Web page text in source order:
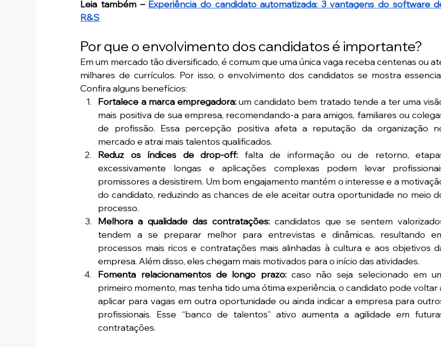
Leia também – Experiência do candidato automatizada: 3 vantagens do software
R&S
Por que o envolvimento dos candidatos é importante?
Em um mercado tão diversificado, é comum que uma única vaga receba centenas ou
milhares de currículos. Por isso, o envolvimento dos candidatos se mostra
Confira alguns benefícios:
Fortalece a marca empregadora: um candidato bem tratado tende a ter uma
mais positiva de sua empresa, recomendando-a para amigos, familiares ou
de profissão. Essa percepção positiva afeta a reputação da organização
mercado e atrai mais talentos qualificados.
Reduz os índices de drop-off: falta de informação ou de retorno,
excessivamente longas e aplicações complexas podem levar
promissores a desistirem. Um bom engajamento mantém o interesse e a
do candidato, reduzindo as chances de ele aceitar outra oportunidade no meio
processo.
Melhora a qualidade das contratações: candidatos que se sentem
tendem a se preparar melhor para entrevistas e dinâmicas, resultando
processos mais ricos e contratações mais alinhadas à cultura e aos objetivos
empresa. Além disso, eles chegam mais motivados para o início das atividades.
Fomenta relacionamentos de longo prazo: caso não seja selecionado em
primeiro momento, mas tenha tido uma ótima experiência, o candidato pode voltar
aplicar para vagas em outra oportunidade ou ainda indicar a empresa para
profissionais. Esse “banco de talentos” ativo aumenta a agilidade em
contratações.